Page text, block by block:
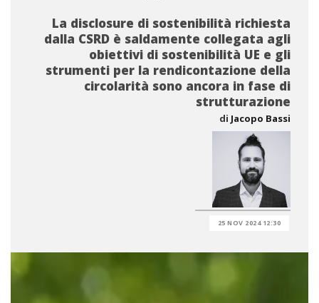
La disclosure di sostenibilità richiesta
dalla CSRD è saldamente collegata agli
obiettivi di sostenibilità UE e gli
strumenti per la rendicontazione della
circolarità sono ancora in fase di
strutturazione
di Jacopo Bassi
25 NOV 2024 12:30